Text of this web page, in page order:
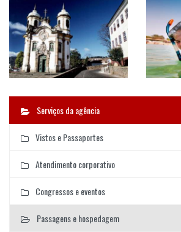
Serviços da agência
Vistos e Passaportes
Atendimento corporativo
Congressos e eventos
Passagens e hospedagem